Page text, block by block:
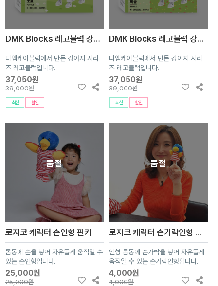
DMK Blocks 레고블럭 강아지 펫 3종 (푸들,진돗개,프렌치블독)
디엠케이블럭에서 만든 강아지 시리
즈 레고블럭입니다.
37,050원
39,000원
최신 할인
DMK Blocks 레고블럭 강아지 펫 3종 (비글,닥스훈트,웰시코기)
디엠케이블럭에서 만든 강아지 시리
즈 레고블럭입니다.
37,050원
39,000원
최신 할인
품절
로지코 캐릭터 손인형 핀키
몸통에 손을 넣어 자유롭게 움직일 수
있는 손인형입니다.
25,000원
25,000원
품절
로지코 캐릭터 손가락인형 핀키
인형 몸통에 손가락을 넣어 자유롭게
움직일 수 있는 손가락인형입니다.
4,000원
4,000원